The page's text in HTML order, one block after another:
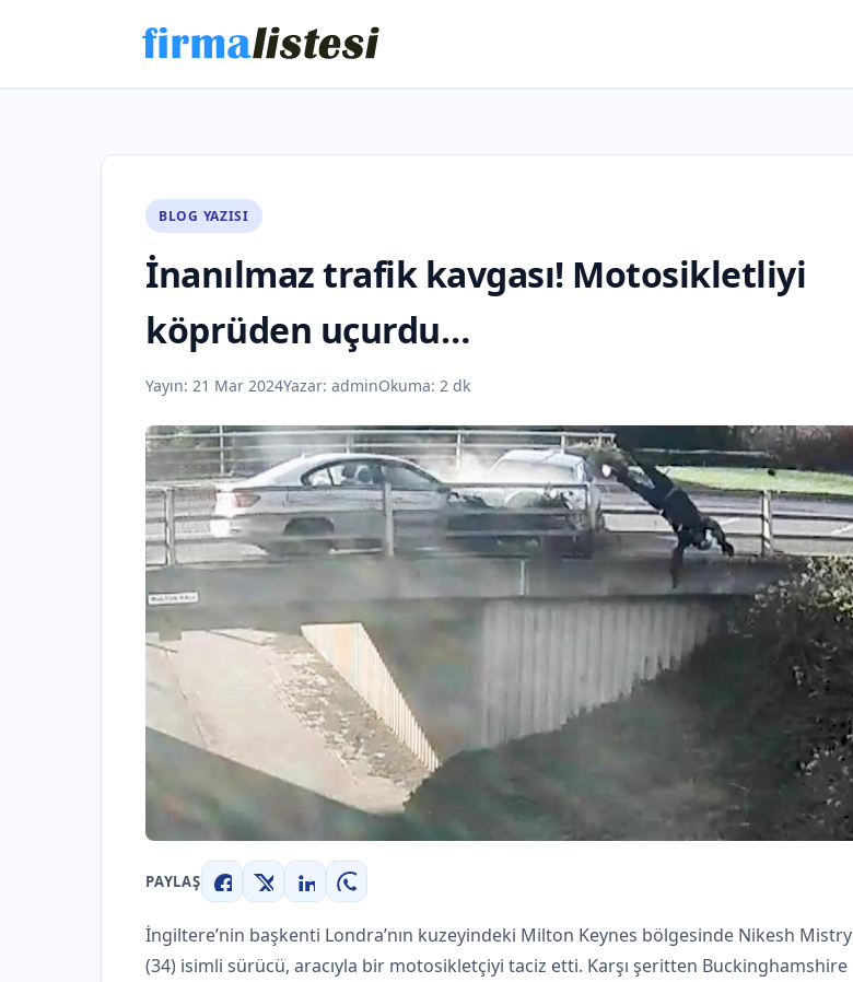
BLOG YAZISI
İnanılmaz trafik kavgası! Motosikletliyi
köprüden uçurdu…
Yayın: 21 Mar 2024Yazar: adminOkuma: 2 dk
PAYLAŞ
Facebook
X LinkedInWhatsApp
İngiltere’nin başkenti Londra’nın kuzeyindeki Milton Keynes bölgesinde Nikesh Mistry
(34) isimli sürücü, aracıyla bir motosikletçiyi taciz etti. Karşı şeritten Buckinghamshire